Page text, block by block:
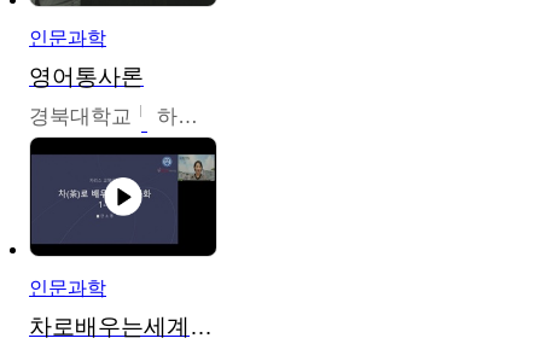
인문과학
영어통사론
경북대학교 하승완
인문과학
차로배우는세계문화